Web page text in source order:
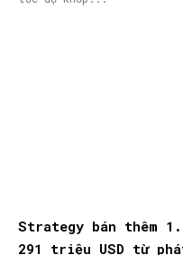
Strategy bán thêm
291 triệu USD từ